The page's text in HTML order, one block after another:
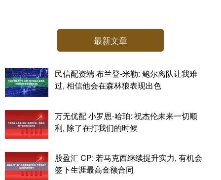
最新文章
民信配资端 布兰登-米勒: 鲍尔离队让我难
过, 相信他会在森林狼表现出色
万无优配 小罗恩-哈珀: 祝杰伦未来一切顺
利, 除了在打我们的时候
股盈汇 CP: 若马克西继续提升实力, 有机会
签下生涯最高金额合同